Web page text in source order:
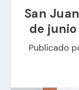
San
de
Publicado